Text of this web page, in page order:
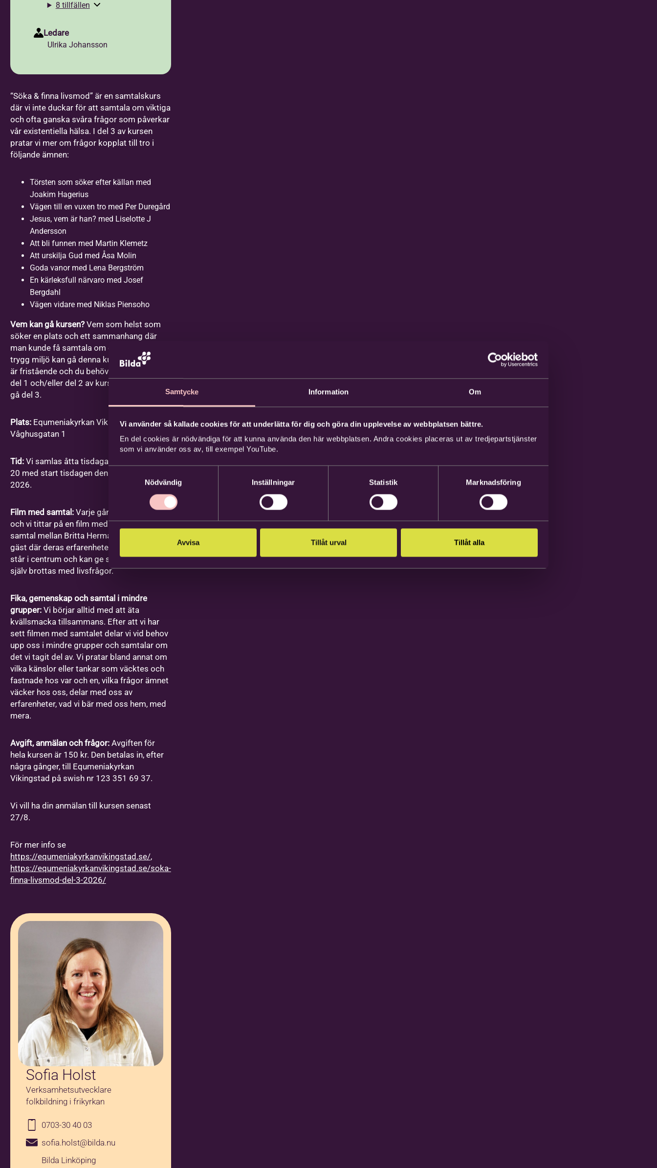
Samtycke Information Om
Vi använder så kallade cookies för att underlätta för dig och göra din upplevelse av webbplatsen bättre.
En del cookies är nödvändiga för att kunna använda den här webbplatsen. Andra cookies placeras ut av tredjepartstjänster
som vi använder oss av, till exempel YouTube.
Nödvändig
Inställningar Statistik Marknadsföring
Avvisa Tillåt urval Tillåt alla
8 tillfällen
Ledare
Ulrika Johansson
“Söka & finna livsmod” är en samtalskurs
där vi inte duckar för att samtala om viktiga
och ofta ganska svåra frågor som påverkar
vår existentiella hälsa. I del 3 av kursen
pratar vi mer om frågor kopplat till tro i
följande ämnen:
Törsten som söker efter källan med
Joakim Hagerius
Vägen till en vuxen tro med Per Duregård
Jesus, vem är han? med Liselotte J
Andersson
Att bli funnen med Martin Klemetz
Att urskilja Gud med Åsa Molin
Goda vanor med Lena Bergström
En kärleksfull närvaro med Josef
Bergdahl
Vägen vidare med Niklas Piensoho
Vem kan gå kursen? Vem som helst som
söker en plats och ett sammanhang där
man kunde få samtala om dessa frågor i en
trygg miljö kan gå denna kurs. Varje gång
är fristående och du behöver inte ha gått
del 1 och/eller del 2 av kursen för att kunna
gå del 3.
Plats: Equmeniakyrkan Vikingstad,
Våghusgatan 1
Tid: Vi samlas åtta tisdagar mellan kl. 18-
20 med start tisdagen den 1 september
2026.
Film med samtal: Varje gång har ett ämne
och vi tittar på en film med ett förinspelat
samtal mellan Britta Hermansson och en
gäst där deras erfarenheter och berättelser
står i centrum och kan ge stöd åt den som
själv brottas med livsfrågor.
Fika, gemenskap och samtal i mindre
grupper: Vi börjar alltid med att äta
kvällsmacka tillsammans. Efter att vi har
sett filmen med samtalet delar vi vid behov
upp oss i mindre grupper och samtalar om
det vi tagit del av. Vi pratar bland annat om
vilka känslor eller tankar som väcktes och
fastnade hos var och en, vilka frågor ämnet
väcker hos oss, delar med oss av
erfarenheter, vad vi bär med oss hem, med
mera.
Avgift, anmälan och frågor: Avgiften för
hela kursen är 150 kr. Den betalas in, efter
några gånger, till Equmeniakyrkan
Vikingstad på swish nr 123 351 69 37.
Vi vill ha din anmälan till kursen senast
27/8.
För mer info se
https://equmeniakyrkanvikingstad.se/,
https://equmeniakyrkanvikingstad.se/soka-
finna-livsmod-del-3-2026/
Sofia Holst
Verksamhetsutvecklare
folkbildning i frikyrkan
0703-30 40 03
sofia.holst@bilda.nu
Bilda Linköping